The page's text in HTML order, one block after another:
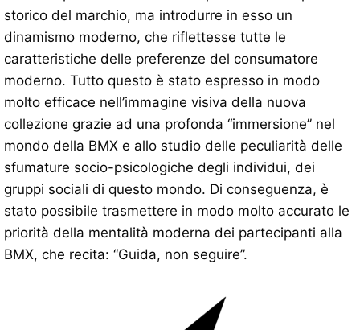
storico del marchio, ma introdurre in esso un
dinamismo moderno, che riflettesse tutte le
caratteristiche delle preferenze del consumatore
moderno. Tutto questo è stato espresso in modo
molto efficace nell’immagine visiva della nuova
collezione grazie ad una profonda “immersione” nel
mondo della BMX e allo studio delle peculiarità delle
sfumature socio-psicologiche degli individui, dei
gruppi sociali di questo mondo. Di conseguenza, è
stato possibile trasmettere in modo molto accurato le
priorità della mentalità moderna dei partecipanti alla
BMX, che recita: “Guida, non seguire”.